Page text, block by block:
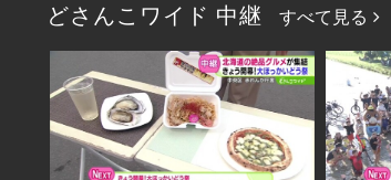
どさんこワイド 中継 すべて見る